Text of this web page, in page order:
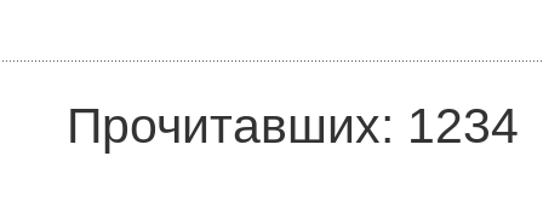
Прочитавших: 1234